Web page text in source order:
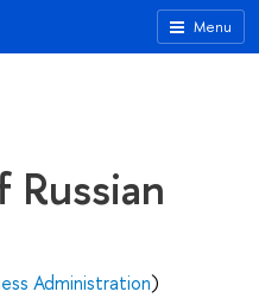
Menu
Russian
Administration)